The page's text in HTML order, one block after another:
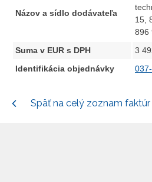
Názov a sídlo dodávateľa
15,
896
Suma v EUR s DPH
3
Identifikácia objednávky
Späť na celý zoznam faktúr